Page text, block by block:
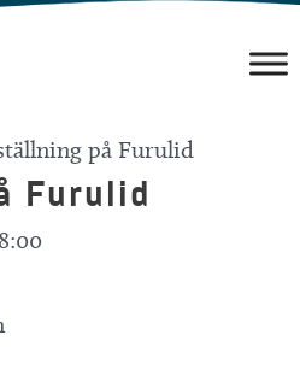
på Furulid
Furulid